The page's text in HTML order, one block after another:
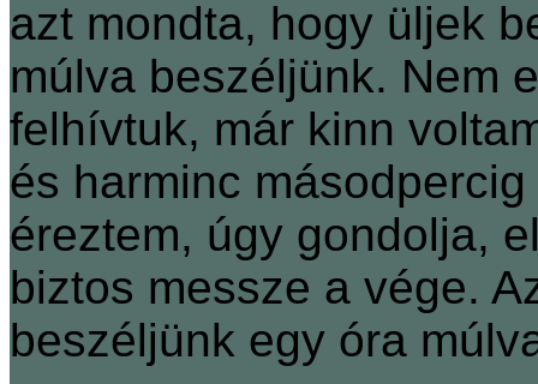
azt mondta, hogy üljek
múlva beszéljünk. Nem
felhívtuk, már kinn
és harminc
éreztem, úgy gondolja,
biztos messze a vége.
beszéljünk egy óra